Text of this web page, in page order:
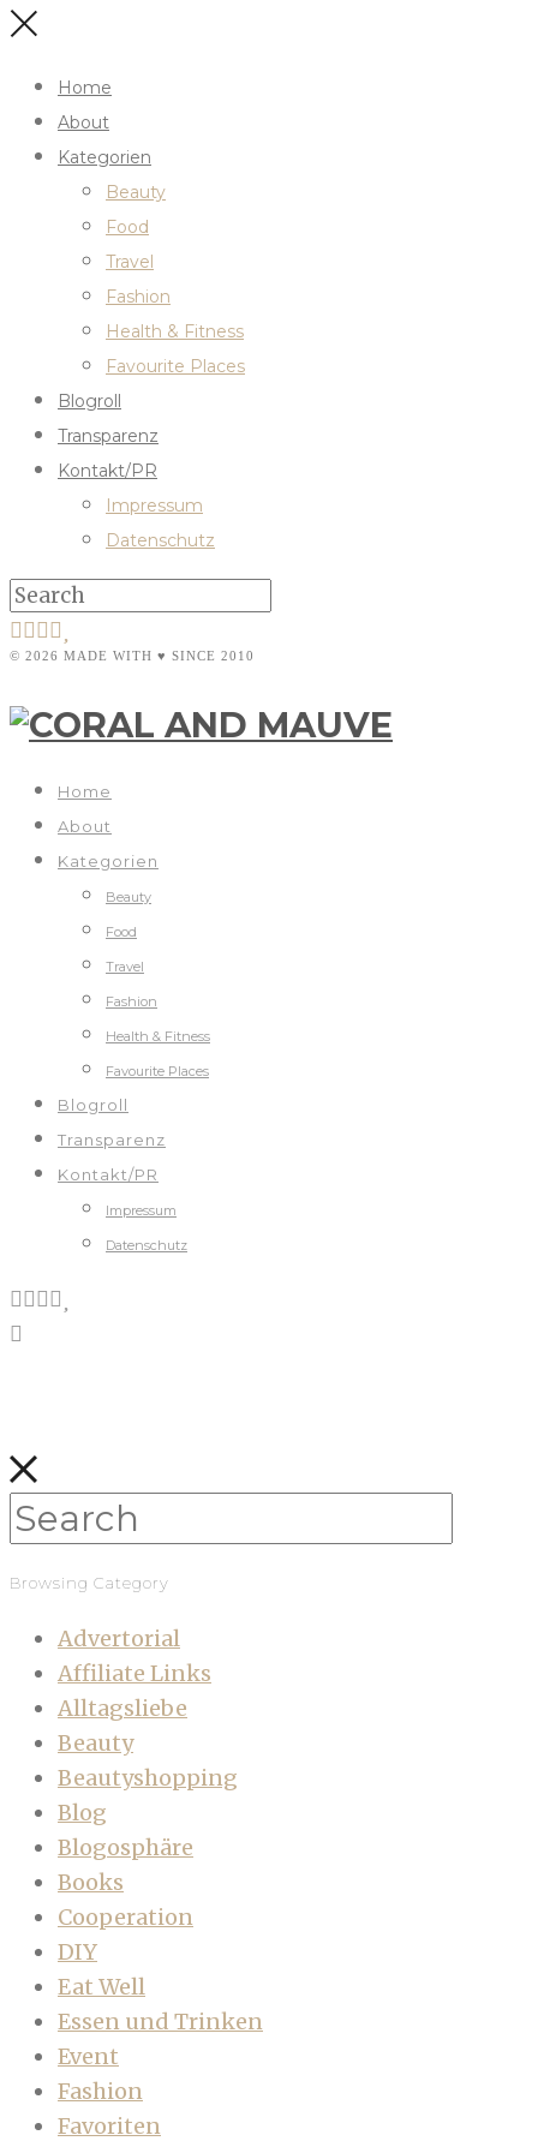
Home
About
Kategorien
Beauty
Food
Travel
Fashion
Health & Fitness
Favourite Places
Blogroll
Transparenz
Kontakt/PR
Impressum
Datenschutz
© 2026 MADE WITH ♥ SINCE 2010
Home
About
Kategorien
Beauty
Food
Travel
Fashion
Health & Fitness
Favourite Places
Blogroll
Transparenz
Kontakt/PR
Impressum
Datenschutz
Browsing Category
Advertorial
Affiliate Links
Alltagsliebe
Beauty
Beautyshopping
Blog
Blogosphäre
Books
Cooperation
DIY
Eat Well
Essen und Trinken
Event
Fashion
Favoriten